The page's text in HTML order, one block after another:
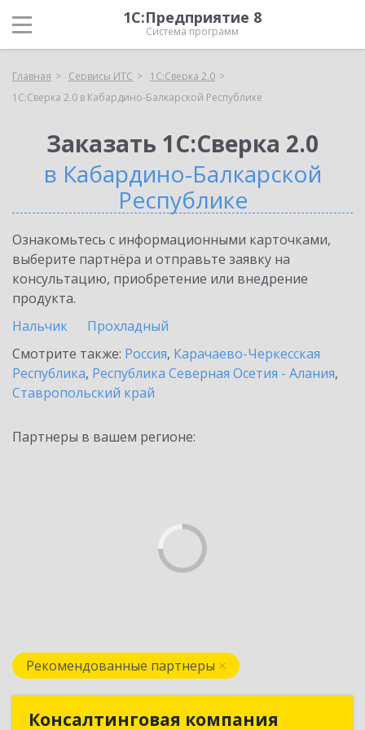
1С:Предприятие 8
Система программ
Главная Сервисы ИТС
1С:Сверка 2.0
1С:Сверка 2.0 в Кабардино-Балкарской Республике
Заказать 1С:Сверка 2.0
в Кабардино-Балкарской
Республике
Ознакомьтесь с информационными карточками,
выберите партнёра и отправьте заявку на
консультацию, приобретение или внедрение
продукта.
Нальчик
Прохладный
Смотрите также: Россия, Карачаево-Черкесская
Республика, Республика Северная Осетия - Алания,
Ставропольский край
Партнеры в вашем регионе:
Рекомендованные партнеры
Консалтинговая компания
Консалтинговая компания